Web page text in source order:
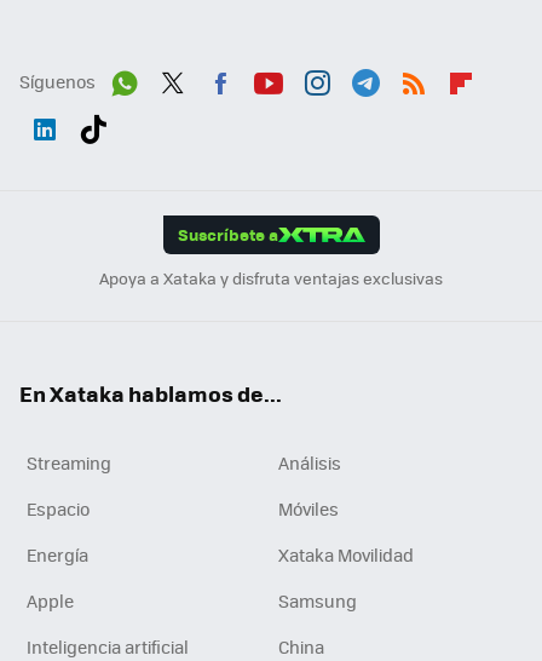
Síguenos
Suscríbete a
Apoya a Xataka y disfruta ventajas exclusivas
En Xataka hablamos de...
Streaming
Análisis
Espacio
Móviles
Energía
Xataka Movilidad
Apple
Samsung
Inteligencia artificial
China